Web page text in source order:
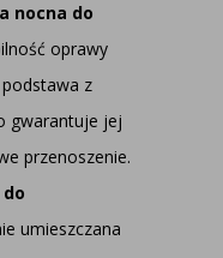
nocna do
oprawy
z
gwarantuje jej
przenoszenie.
umieszczana